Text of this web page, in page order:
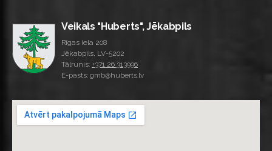
Veikals "Huberts", Jēkabpils
Rīgas iela 208
Jēkabpils, LV-5202
Tālrunis: +371 26 313996
E-pasts: gmb@huberts.lv